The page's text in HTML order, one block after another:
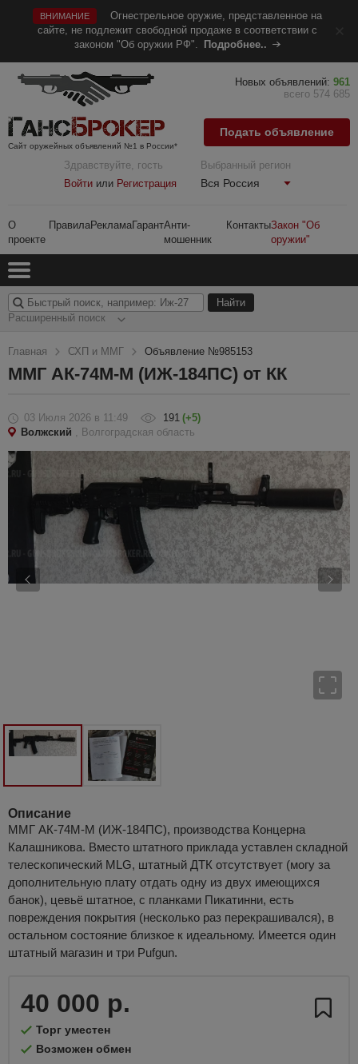
ВНИМАНИЕ
Огнестрельное оружие, представленное на
сайте, не подлежит свободной продаже в соответствии с
законом "Об оружии РФ".
Подробнее..
Сайт оружейных объявлений №1 в России*
Здравствуйте, гость
Войти или Регистрация
Выбранный регион
Вся Россия
О
проекте
ПравилаРекламаГарантАнти-
мошенник
КонтактыЗакон "Об
оружии"
Новых объявлений: 961
всего 574 685
Подать объявление
Расширенный поиск
Главная СХП и ММГ Объявление №985153
ММГ АК-74М-М (ИЖ-184ПС) от КК
03 Июля 2026 в 11:49 191 (+5)
Волжский , Волгоградская область
Описание
ММГ АК-74М-М (ИЖ-184ПС), производства Концерна
Калашникова. Вместо штатного приклада уставлен складной
телескопический MLG, штатный ДТК отсутствует (могу за
дополнительную плату отдать одну из двух имеющихся
банок), цевьё штатное, с планками Пикатинни, есть
повреждения покрытия (несколько раз перекрашивался), в
остальном состояние близкое к идеальному. Имеется один
штатный магазин и три Pufgun.
40 000 р.
Торг уместен
Возможен обмен